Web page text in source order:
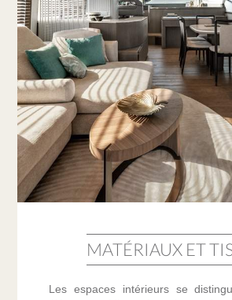
MATÉRIAUX ET
Les espaces intérieurs se